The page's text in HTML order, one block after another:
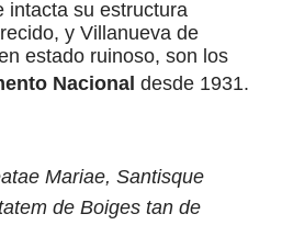
intacta su estructura
y Villanueva de
estado ruinoso, son los
Nacional desde 1931.
Mariae, Santisque
de Boiges tan de